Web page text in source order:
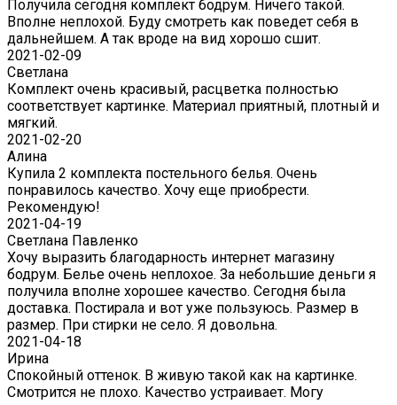
Получила сегодня комплект бодрум. Ничего такой.
Вполне неплохой. Буду смотреть как поведет себя в
дальнейшем. А так вроде на вид хорошо сшит.
2021-02-09
Светлана
Комплект очень красивый, расцветка полностью
соответствует картинке. Материал приятный, плотный и
мягкий.
2021-02-20
Алина
Купила 2 комплекта постельного белья. Очень
понравилось качество. Хочу еще приобрести.
Рекомендую!
2021-04-19
Светлана Павленко
Хочу выразить благодарность интернет магазину
бодрум. Белье очень неплохое. За небольшие деньги я
получила вполне хорошее качество. Сегодня была
доставка. Постирала и вот уже пользуюсь. Размер в
размер. При стирки не село. Я довольна.
2021-04-18
Ирина
Спокойный оттенок. В живую такой как на картинке.
Смотрится не плохо. Качество устраивает. Могу